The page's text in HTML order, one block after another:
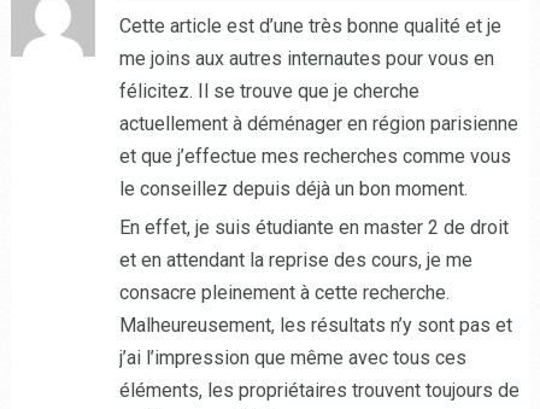
Cette article est d’une très bonne qualité et je
me joins aux autres internautes pour vous en
félicitez. Il se trouve que je cherche
actuellement à déménager en région parisienne
et que j’effectue mes recherches comme vous
le conseillez depuis déjà un bon moment.
En effet, je suis étudiante en master 2 de droit
et en attendant la reprise des cours, je me
consacre pleinement à cette recherche.
Malheureusement, les résultats n’y sont pas et
j’ai l’impression que même avec tous ces
éléments, les propriétaires trouvent toujours de